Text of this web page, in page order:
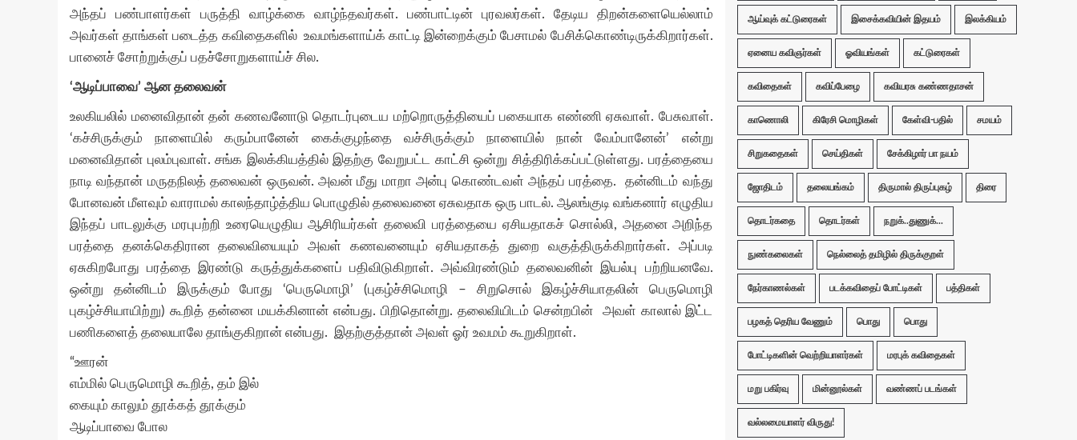
அந்தப் பண்பாளர்கள் பருத்தி வாழ்க்கை வாழ்ந்தவர்கள். பண்பாட்டின் புரவலர்கள். தேடிய திறன்களையெல்லாம்
அவர்கள் தாங்கள் படைத்த கவிதைகளில் உவமங்களாய்க் காட்டி இன்றைக்கும் பேசாமல் பேசிக்கொண்டிருக்கிறார்கள்.
பானைச் சோற்றுக்குப் பதச்சோறுகளாய்ச் சில.
‘ஆடிப்பாவை’ ஆன தலைவன்
உலகியலில் மனைவிதான் தன் கணவனோடு தொடர்புடைய மற்றொருத்தியைப் பகையாக எண்ணி ஏசுவாள். பேசுவாள்.
‘கச்சிருக்கும் நாளையில் கரும்பானேன் கைக்குழந்தை வச்சிருக்கும் நாளையில் நான் வேம்பானேன்’ என்று
மனைவிதான் புலம்புவாள். சங்க இலக்கியத்தில் இதற்கு வேறுபட்ட காட்சி ஒன்று சித்திரிக்கப்பட்டுள்ளது. பரத்தையை
நாடி வந்தான் மருதநிலத் தலைவன் ஒருவன். அவன் மீது மாறா அன்பு கொண்டவள் அந்தப் பரத்தை. தன்னிடம் வந்து
போனவன் மீளவும் வாராமல் காலந்தாழ்த்திய பொழுதில் தலைவனை ஏசுவதாக ஒரு பாடல். ஆலங்குடி வங்கனார் எழுதிய
இந்தப் பாடலுக்கு மரபுபற்றி உரையெழுதிய ஆசிரியர்கள் தலைவி பரத்தையை ஏசியதாகச் சொல்லி, அதனை அறிந்த
பரத்தை தனக்கெதிரான தலைவியையும் அவள் கணவனையும் ஏசியதாகத் துறை வகுத்திருக்கிறார்கள். அப்படி
ஏசுகிறபோது பரத்தை இரண்டு கருத்துக்களைப் பதிவிடுகிறாள். அவ்விரண்டும் தலைவனின் இயல்பு பற்றியனவே.
ஒன்று தன்னிடம் இருக்கும் போது ‘பெருமொழி’ (புகழ்ச்சிமொழி – சிறுசொல் இகழ்ச்சியாதலின் பெருமொழி
புகழ்ச்சியாயிற்று) கூறித் தன்னை மயக்கினான் என்பது. பிறிதொன்று. தலைவியிடம் சென்றபின் அவள் காலால் இட்ட
பணிகளைத் தலையாலே தாங்குகிறான் என்பது. இதற்குத்தான் அவள் ஓர் உவமம் கூறுகிறாள்.
“ஊரன்
எம்மில் பெருமொழி கூறித், தம் இல்
கையும் காலும் தூக்கத் தூக்கும்
ஆடிப்பாவை போல
ஆய்வுக் கட்டுரைகள் இசைக்கவியின் இதயம் இலக்கியம்
ஏனைய கவிஞர்கள் ஓவியங்கள் கட்டுரைகள்
கவிதைகள் கவிப்பேழை கவியரசு கண்ணதாசன்
காணொலி கிரேசி மொழிகள் கேள்வி-பதில் சமயம்
சிறுகதைகள் செய்திகள் சேக்கிழார் பா நயம்
ஜோதிடம் தலையங்கம் திருமால் திருப்புகழ் திரை
தொடர்கதை தொடர்கள் நறுக்..துணுக்...
நுண்கலைகள் நெல்லைத் தமிழில் திருக்குறள்
நேர்காணல்கள் படக்கவிதைப் போட்டிகள் பத்திகள்
பழகத் தெரிய வேணும் பொது பொது
போட்டிகளின் வெற்றியாளர்கள் மரபுக் கவிதைகள்
மறு பகிர்வு மின்னூல்கள் வண்ணப் படங்கள்
வல்லமையாளர் விருது!